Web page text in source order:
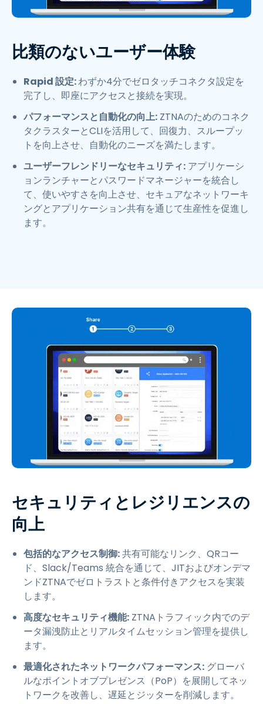
比類のないユーザー体験
Rapid 設定:わずか4分でゼロタッチコネクタ設定を
完了し、即座にアクセスと接続を実現。
パフォーマンスと自動化の向上: ZTNAのためのコネク
タクラスターとCLIを活用して、回復力、スループッ
トを向上させ、自動化のニーズを満たします。
ユーザーフレンドリーなセキュリティ: アプリケーシ
ョンランチャーとパスワードマネージャーを統合し
て、使いやすさを向上させ、セキュアなネットワーキ
ングとアプリケーション共有を通じて生産性を促進し
ます。
セキュリティとレジリエンスの
向上
包括的なアクセス制御:共有可能なリンク、QRコー
ド、Slack/Teams 統合を通じて、JITおよびオンデマ
ンドZTNAでゼロトラストと条件付きアクセスを実装
します。
高度なセキュリティ機能: ZTNAトラフィック内でのデ
ータ漏洩防止とリアルタイムセッション管理を提供し
ます。
最適化されたネットワークパフォーマンス: グローバ
ルなポイントオブプレゼンス（PoP）を展開してネッ
トワークを改善し、遅延とジッターを削減します。